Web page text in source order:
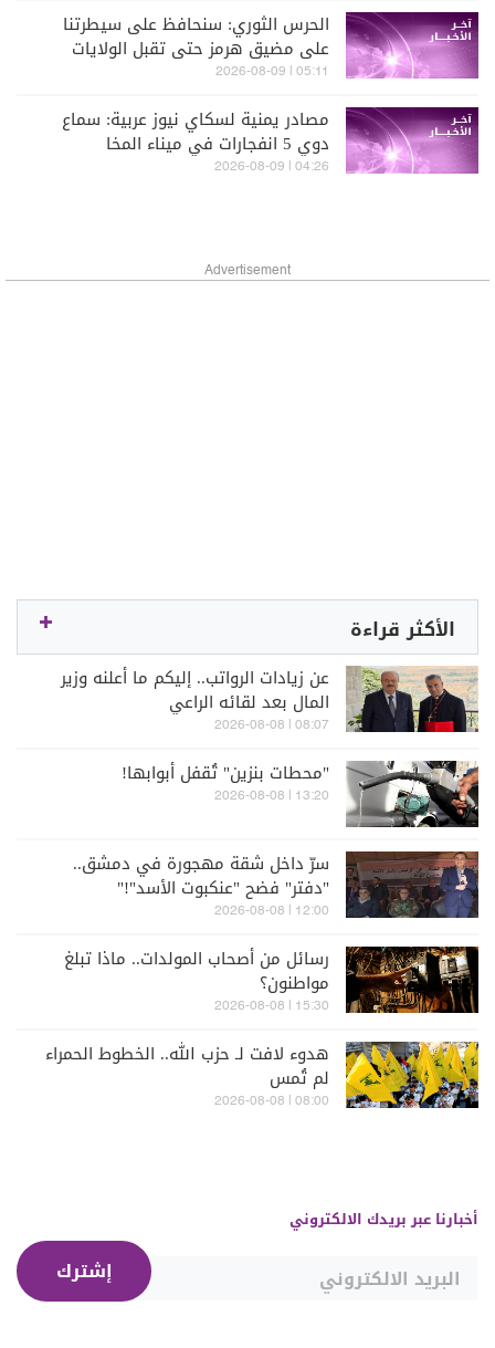
الحرس الثوري: سنحافظ على سيطرتنا
على مضيق هرمز حتى تقبل الولايات
المتحدة بشروط إيران
05:11 | 2026-08-09
مصادر يمنية لسكاي نيوز عربية: سماع
دوي 5 انفجارات في ميناء المخا
04:26 | 2026-08-09
Advertisement
الأكثر قراءة
عن زيادات الرواتب.. إليكم ما أعلنه وزير
المال بعد لقائه الراعي
08:07 | 2026-08-08
"محطات بنزين" تُقفل أبوابها!
13:20 | 2026-08-08
سرّ داخل شقة مهجورة في دمشق..
"دفتر" فضح "عنكبوت الأسد"!"
12:00 | 2026-08-08
رسائل من أصحاب المولدات.. ماذا تبلغ
مواطنون؟
15:30 | 2026-08-08
هدوء لافت لـ حزب الله.. الخطوط الحمراء
لم تُمس
08:00 | 2026-08-08
أخبارنا عبر بريدك الالكتروني
إشترك